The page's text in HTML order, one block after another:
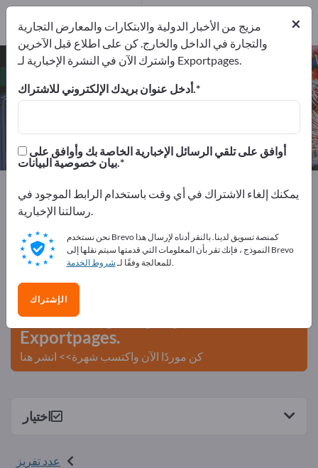
مطاحن نهاية التخشين – اعثر على
الشركات المصنعة والموردين
المصدرين3
المصنعين3
Exportpages آلات ومعدات
ماكينات العدد
ماكينات تفريز
عدد تفريز مطاحن نهاية التخشين
أعلن مجانًا على Exportpages!
الاحتياجات – العروض – السلع المستعملة – جهات الاتصال
التجارية >> ابدأ من هنا
انشر شركتك ومنتجاتك على
Exportpages.
كن موردًا الآن واكتسب شهرة>> انشر هنا
اختيار
عدد تفريز
×
مزيج من الأخبار الدولية والابتكارات والمعارض التجارية
والتجارة في الداخل والخارج. كن على اطلاع قبل الآخرين
واشترك الآن في النشرة الإخبارية لـ Exportpages.
أدخل عنوان بريدك الإلكتروني للاشتراك.
بيان خصوصية البيانات.
يمكنك إلغاء الاشتراك في أي وقت باستخدام الرابط الموجود في
رسالتنا الإخبارية.
نحن نستخدم Brevo كمنصة تسويق لدينا. بالنقر أدناه لإرسال هذا
النموذج ، فإنك تقر بأن المعلومات التي قدمتها سيتم نقلها إلى Brevo
للمعالجة وفقًا لـشروط الخدمة .
الإشتراك